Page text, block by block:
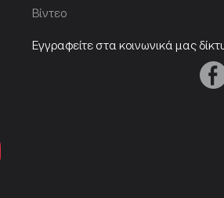
Βίντεο
Εγγραφείτε στα κοινωνικά μας